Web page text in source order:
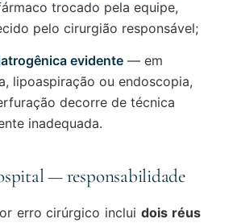
trocado pela equipe,
pelo cirurgião responsável;
evidente — em
lipoaspiração ou endoscopia,
decorre de técnica
inadequada.
— responsabilidade
erro cirúrgico incluidois réus